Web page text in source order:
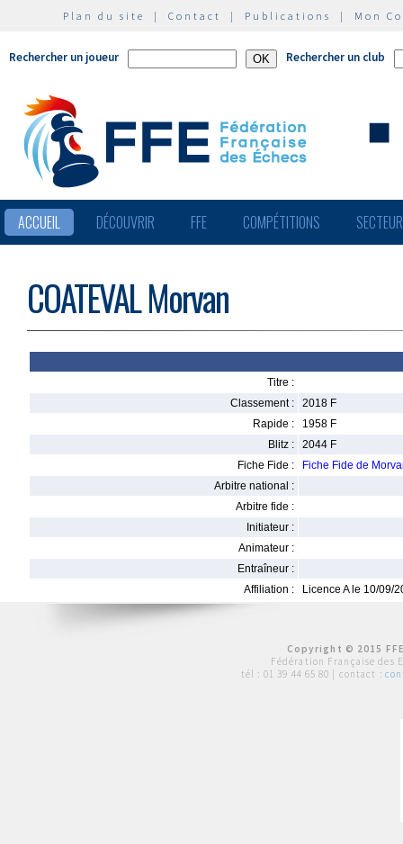
Plan du site | Contact | Publications | Mon
Rechercher un joueur Rechercher un club
ACCUEIL DÉCOUVRIR FFE COMPÉTITIONS
COATEVAL Morvan
Titre :
Classement :
2018 F
Rapide :
1958 F
Blitz :
2044 F
Fiche Fide :
Fiche Fide de
Arbitre national :
Arbitre fide :
Initiateur :
Animateur :
Entraîneur :
Affiliation :
Licence A le 10/09/
Copyright © 2015
Fédération Française des
tél : 01 39 44 65 80 | contact :